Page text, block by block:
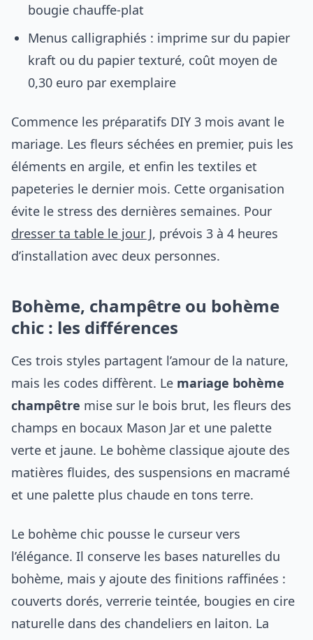
bougie chauffe-plat
Menus calligraphiés : imprime sur du papier
kraft ou du papier texturé, coût moyen de
0,30 euro par exemplaire
Commence les préparatifs DIY 3 mois avant le
mariage. Les fleurs séchées en premier, puis les
éléments en argile, et enfin les textiles et
papeteries le dernier mois. Cette organisation
évite le stress des dernières semaines. Pour
dresser ta table le jour J, prévois 3 à 4 heures
d’installation avec deux personnes.
Bohème, champêtre ou bohème
chic : les différences
Ces trois styles partagent l’amour de la nature,
mais les codes diffèrent. Le mariage bohème
champêtre mise sur le bois brut, les fleurs des
champs en bocaux Mason Jar et une palette
verte et jaune. Le bohème classique ajoute des
matières fluides, des suspensions en macramé
et une palette plus chaude en tons terre.
Le bohème chic pousse le curseur vers
l’élégance. Il conserve les bases naturelles du
bohème, mais y ajoute des finitions raffinées :
couverts dorés, verrerie teintée, bougies en cire
naturelle dans des chandeliers en laiton. La